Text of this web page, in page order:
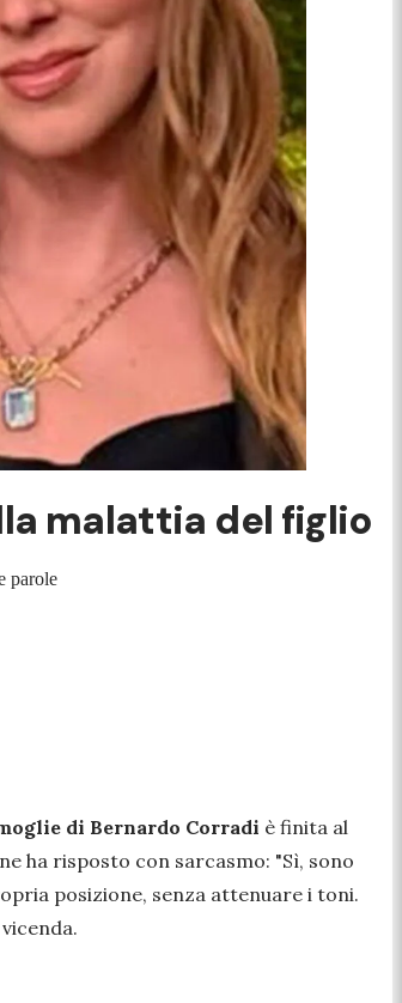
malattia del figlio
parole
di Bernardo Corradi è finita al
ha risposto con sarcasmo: "Sì, sono
posizione, senza attenuare i toni.